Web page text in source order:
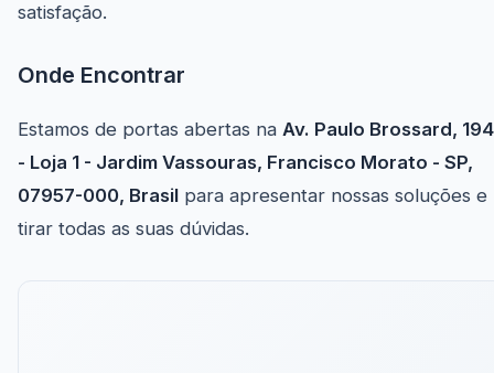
satisfação.
Onde Encontrar
Estamos de portas abertas na Av. Paulo Brossard,
- Loja 1 - Jardim Vassouras, Francisco Morato - SP,
07957-000, Brasil para apresentar nossas soluções e
tirar todas as suas dúvidas.